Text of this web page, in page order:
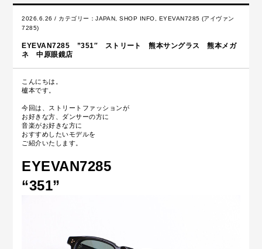
2026.6.26 / カテゴリー：JAPAN,SHOP INFO, EYEVAN7285 (アイヴァン
7285)
EYEVAN7285 ”351″ ストリート 熊本サングラス 熊本メガ
ネ 中原眼鏡店
こんにちは。
櫨本です。
今回は、ストリートファッションが
お好きな方、ダンサーの方に
音楽がお好きな方に
おすすめしたいモデルを
ご紹介いたします。
EYEVAN7285
“351”